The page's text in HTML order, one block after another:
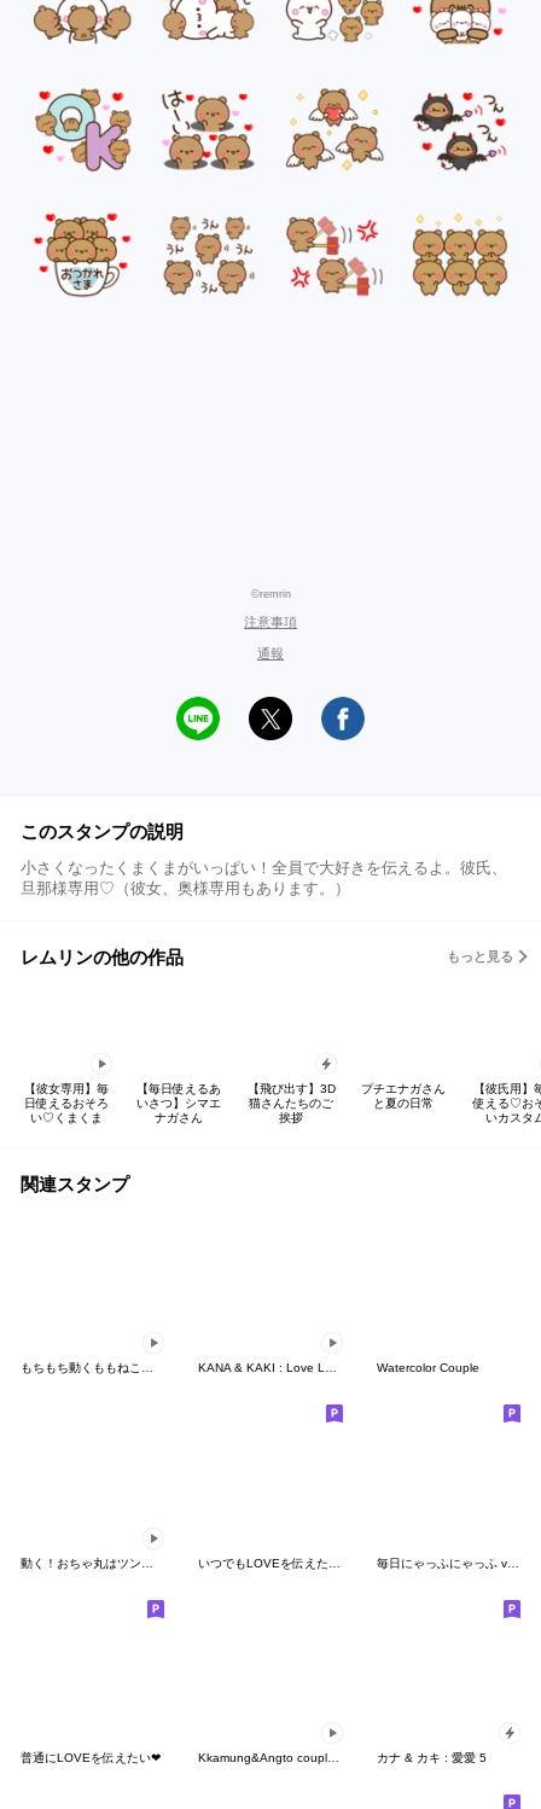
©remrin
注意事項
通報
このスタンプの説明
小さくなったくまくまがいっぱい！全員で大好きを伝えるよ。彼氏、
旦那様専用♡（彼女、奥様専用もあります。）
レムリンの他の作品 もっと見る
【彼女専用】毎
日使えるおそろ
い♡くまくま
【毎日使えるあ
いさつ】シマエ
ナガさん
【飛び出す】3D
猫さんたちのご
挨拶
プチエナガさん
と夏の日常
【彼氏用】
使える♡お
いカスタ
関連スタンプ
もちもち動くももねこちゃん17 KANA & KAKI : Love Love 13 Watercolor Couple
毎日にゃっふにゃっふ ver.くま
普通にLOVEを伝えたい❤ カナ & カキ : 愛愛 5